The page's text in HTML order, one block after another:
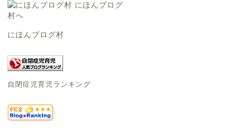
にほんブログ村
自閉症児育児ランキング